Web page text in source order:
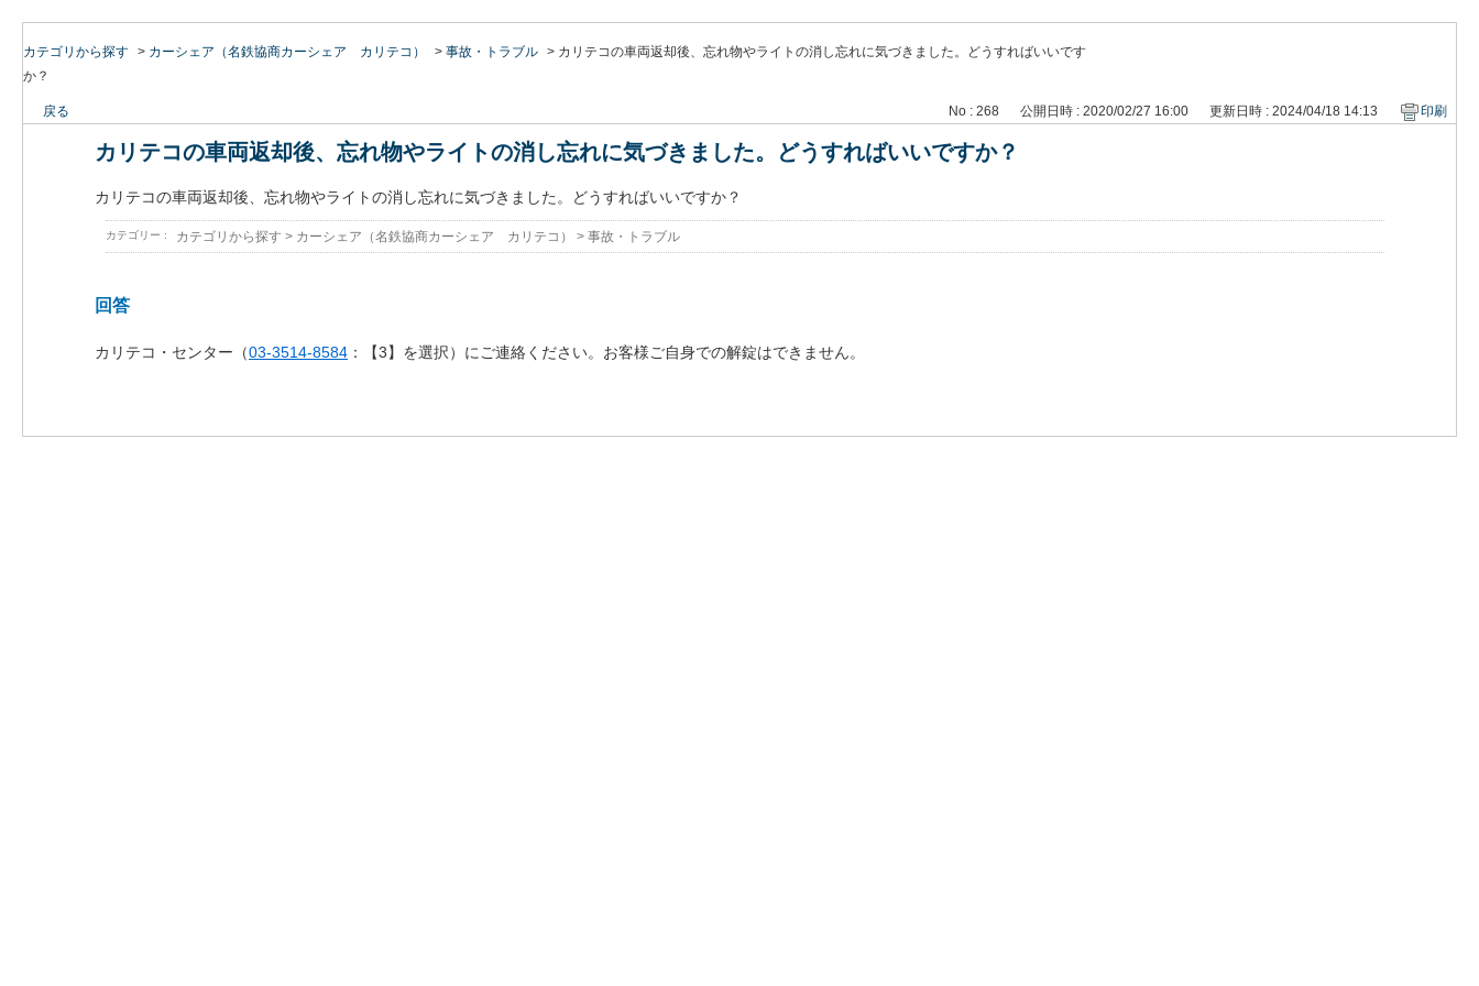
カテゴリから探す > カーシェア（名鉄協商カーシェア カリテコ） > 事故・トラブル > カリテコの車両返却後、忘れ物やライトの消し忘れに気づきました。どうすればいいです
か？
戻る No : 268 公開日時 : 2020/02/27 16:00 更新日時 : 2024/04/18 14:13 印刷
カリテコの車両返却後、忘れ物やライトの消し忘れに気づきました。どうすればいいですか？
カリテコの車両返却後、忘れ物やライトの消し忘れに気づきました。どうすればいいですか？
カテゴリー : カテゴリから探す > カーシェア（名鉄協商カーシェア カリテコ） > 事故・トラブル
回答
カリテコ・センター（03-3514-8584 ：【3】を選択）にご連絡ください。お客様ご自身での解錠はできません。